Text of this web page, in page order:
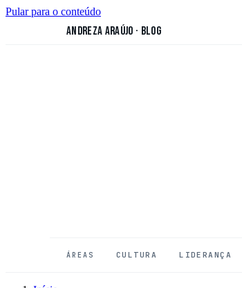
Pular para o conteúdo
Andreza Araújo · Blog
ÁREAS CULTURA LIDERANÇA